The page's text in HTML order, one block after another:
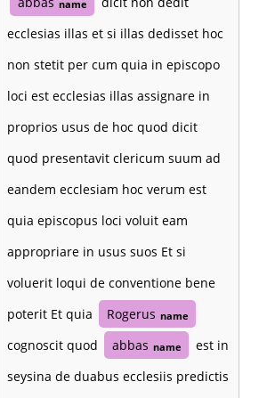
name
ecclesias illas et si illas dedisset hoc
non stetit per cum quia in episcopo
loci est ecclesias illas assignare in
proprios usus de hoc quod dicit
quod presentavit clericum suum ad
eandem ecclesiam hoc verum est
quia episcopus loci voluit eam
appropriare in usus suos Et si
voluerit loqui de conventione bene
poterit Et quia
Rogerus name
cognoscit quod abbas name
est in
seysina de duabus ecclesiis predictis